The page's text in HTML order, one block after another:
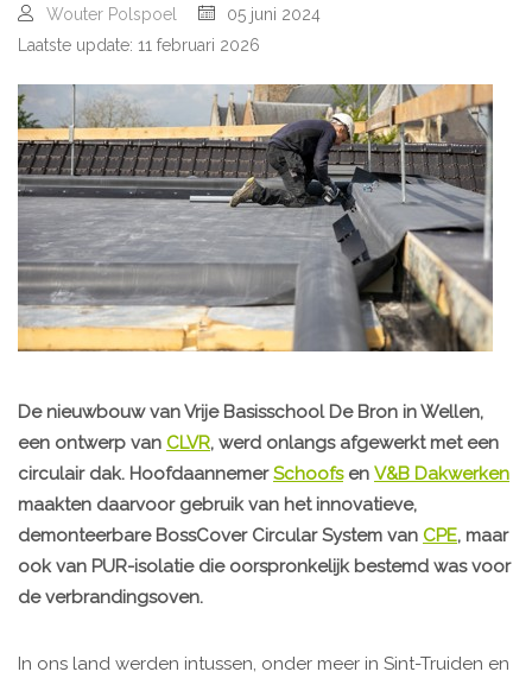
Wouter Polspoel
05 juni 2024
Laatste update: 11 februari 2026
De nieuwbouw van Vrije Basisschool De Bron in Wellen,
een ontwerp van CLVR, werd onlangs afgewerkt met een
circulair dak. HoofdaannemerSchoofsen V&B Dakwerken
maakten daarvoor gebruik van het innovatieve,
demonteerbare BossCover Circular System van CPE, maar
ook van PUR-isolatie die oorspronkelijk bestemd was voor
de verbrandingsoven.
In ons land werden intussen, onder meer in Sint-Truiden en